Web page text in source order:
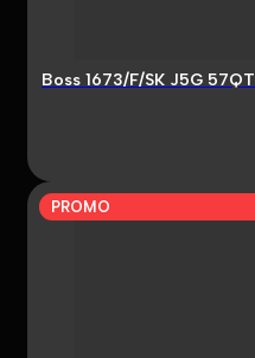
Boss 1673/F/SK J5G 57QT
PROMO